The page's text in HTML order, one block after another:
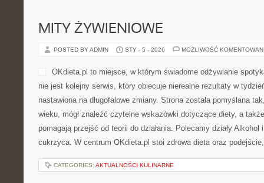
MITY ŻYWIENIOWE
POSTED BY ADMIN STY - 5 - 2026 MOŻLIWOŚĆ
OKdieta.pl to miejsce, w którym świadome odżywianie
nie jest kolejny serwis, który obiecuje nierealne rezultaty w
nastawiona na długofalowe zmiany. Strona została pomyślana
wieku, mógł znaleźć czytelne wskazówki dotyczące diety, a
pomagają przejść od teorii do działania. Polecamy działy Alkohol
cukrzyca. W centrum OKdieta.pl stoi zdrowa dieta oraz
CATEGORIES: AKTUALNOŚCI KULINARNE